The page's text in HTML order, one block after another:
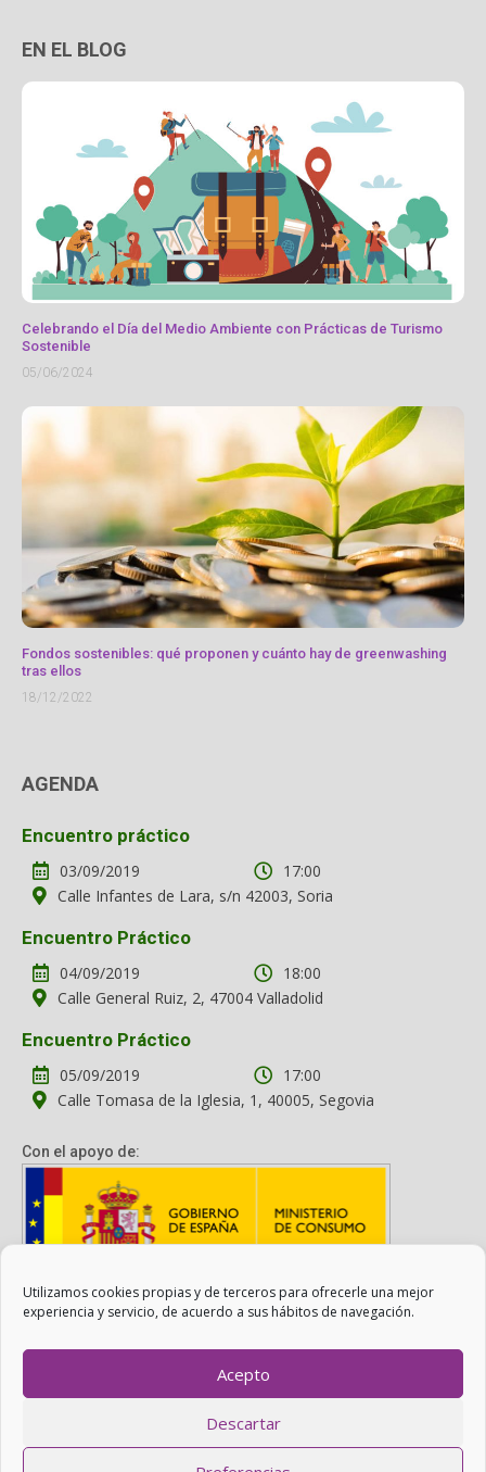
Utilizamos cookies propias y de terceros para ofrecerle una mejor
experiencia y servicio, de acuerdo a sus hábitos de navegación.
Acepto
Descartar
EN EL BLOG
Celebrando el Día del Medio Ambiente con Prácticas de Turismo
Sostenible
05/06/2024
Fondos sostenibles: qué proponen y cuánto hay de greenwashing
tras ellos
18/12/2022
AGENDA
Encuentro práctico
03/09/2019
17:00
Calle Infantes de Lara, s/n 42003, Soria
Encuentro Práctico
04/09/2019
18:00
Calle General Ruiz, 2, 47004 Valladolid
Encuentro Práctico
05/09/2019
17:00
Calle Tomasa de la Iglesia, 1, 40005, Segovia
Con el apoyo de:
Con el apoyo del Ministerio de Consumo. Su contenido es
responsabilidad exclusiva de la asociación.
Realizado conWordPresscon ayuda deAgítalo 3.0.